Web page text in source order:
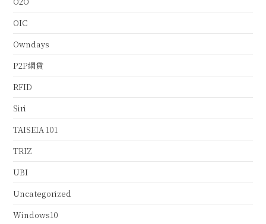
OIC
Owndays
P2P網貸
RFID
Siri
TAISEIA 101
TRIZ
UBI
Uncategorized
Windows10